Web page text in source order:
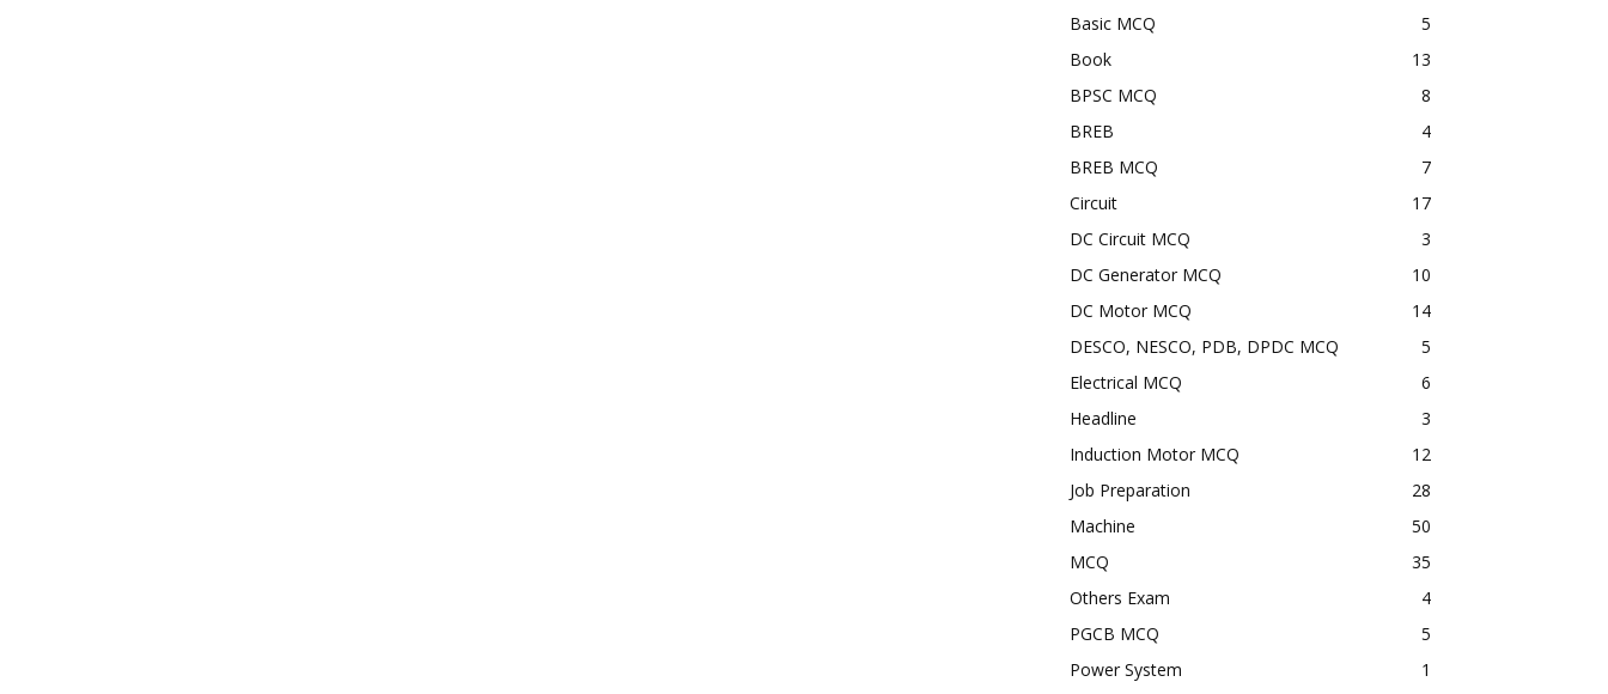
Basic MCQ
5
Book
13
BPSC MCQ
8
BREB
4
BREB MCQ
7
Circuit
17
DC Circuit MCQ
3
DC Generator MCQ
10
DC Motor MCQ
14
DESCO, NESCO, PDB, DPDC MCQ
5
Electrical MCQ
6
Headline
3
Induction Motor MCQ
12
Job Preparation
28
Machine
50
MCQ
35
Others Exam
4
PGCB MCQ
5
Power System
1